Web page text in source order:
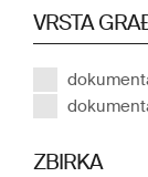
VRSTA
ZBIRKA